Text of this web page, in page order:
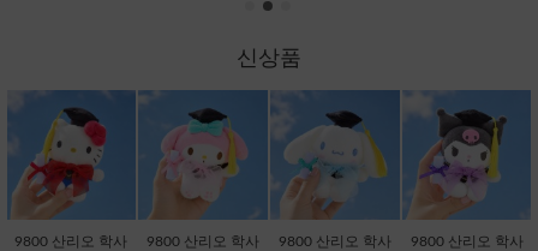
신상품
9800 산리오 학사
9800 산리오 학사
9800 산리오 학사
9800 산리오 학사